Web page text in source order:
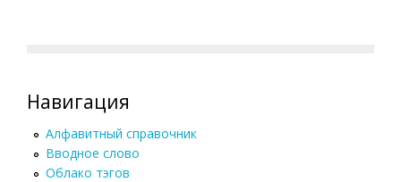
Навигация
Алфавитный справочник
Вводное слово
Облако тэгов